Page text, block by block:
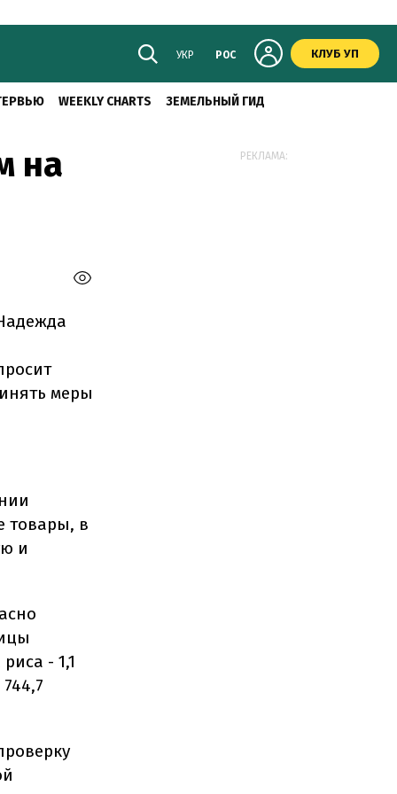
УКР РОС КЛУБ УП
WEEKLY CHARTS ЗЕМЕЛЬНЫЙ ГИД
на
меры
товары, в
и
- 1,1
РЕКЛАМА: